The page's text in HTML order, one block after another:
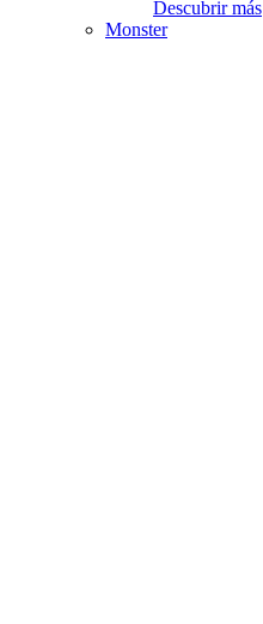
Descubrir más
Monster